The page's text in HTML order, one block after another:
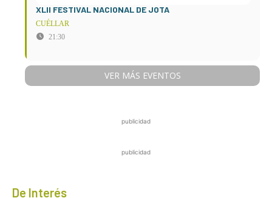
XLII FESTIVAL NACIONAL DE JOTA
CUÉLLAR
21:30
VER MÁS EVENTOS
publicidad
publicidad
De Interés